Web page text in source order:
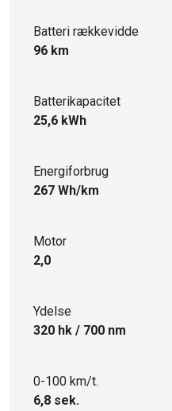
Batteri rækkevidde
96 km
Batterikapacitet
25,6 kWh
Energiforbrug
267 Wh/km
Motor
2,0
Ydelse
320 hk / 700 nm
0-100 km/t.
6,8 sek.